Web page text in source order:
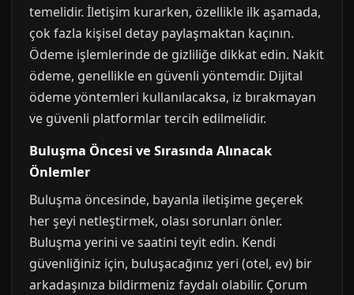
temelidir. İletişim kurarken, özellikle ilk aşamada,
çok fazla kişisel detay paylaşmaktan kaçının.
Ödeme işlemlerinde de gizliliğe dikkat edin. Nakit
ödeme, genellikle en güvenli yöntemdir. Dijital
ödeme yöntemleri kullanılacaksa, iz bırakmayan
ve güvenli platformlar tercih edilmelidir.
Buluşma Öncesi ve Sırasında Alınacak
Önlemler
Buluşma öncesinde, bayanla iletişime geçerek
her şeyi netleştirmek, olası sorunları önler.
Buluşma yerini ve saatini teyit edin. Kendi
güvenliğiniz için, buluşacağınız yeri (otel, ev) bir
arkadaşınıza bildirmeniz faydalı olabilir. Çorum